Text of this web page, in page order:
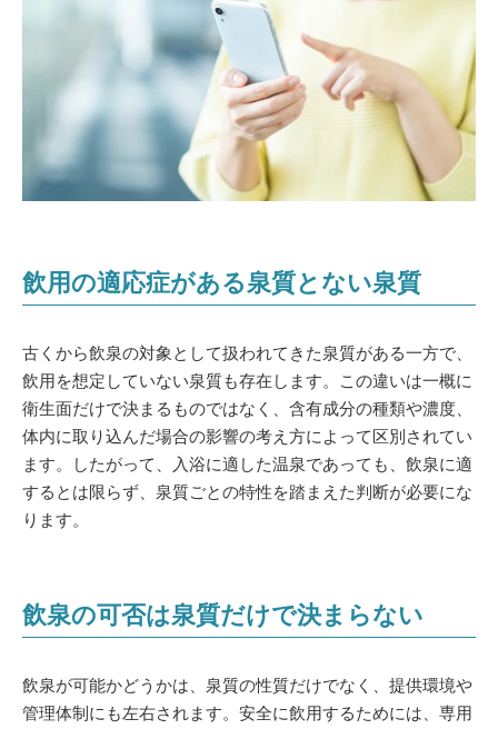
飲用の適応症がある泉質とない泉質
古くから飲泉の対象として扱われてきた泉質がある一方で、
飲用を想定していない泉質も存在します。この違いは一概に
衛生面だけで決まるものではなく、含有成分の種類や濃度、
体内に取り込んだ場合の影響の考え方によって区別されてい
ます。したがって、入浴に適した温泉であっても、飲泉に適
するとは限らず、泉質ごとの特性を踏まえた判断が必要にな
ります。
飲泉の可否は泉質だけで決まらない
飲泉が可能かどうかは、泉質の性質だけでなく、提供環境や
管理体制にも左右されます。安全に飲用するためには、専用